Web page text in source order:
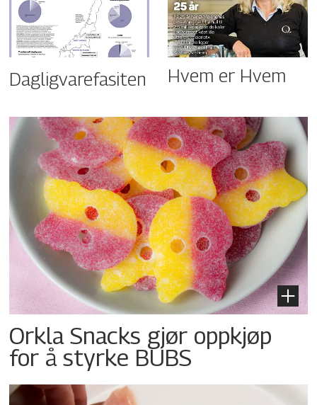
Dagligvarefasiten Hvem er Hvem
Orkla Snacks gjør oppkjøp
for å styrke BUBS